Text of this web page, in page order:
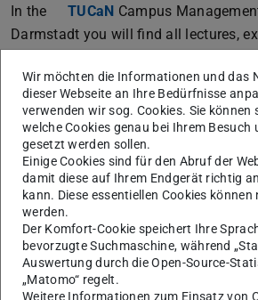
In the TUCaN Campus
Darmstadt you will find all lectures,
importance to sign up for exams
in addition to signing up to the
In case you need any help, please
to contact your student's office.
Sie suchen etwas
Der Fachbereich
Startseite des Fachbereichs Physik
Wir möchten die Informationen und das
dieser Webseite an Ihre Bedürfnisse
verwenden wir sog. Cookies. Sie können
welche Cookies genau bei Ihrem Besuch
gesetzt werden sollen.
Einige Cookies sind für den Abruf der
damit diese auf Ihrem Endgerät richtig
kann. Diese essentiellen Cookies
werden.
Der Komfort-Cookie speichert Ihre
bevorzugte Suchmaschine, während
Auswertung durch die Open-Source-
„Matomo“ regelt.
Weitere Informationen zum Einsatz von